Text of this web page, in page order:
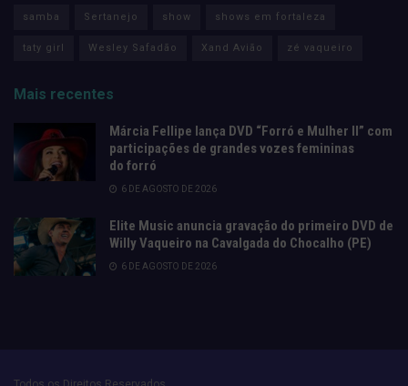
samba Sertanejo show shows em fortaleza
taty girl Wesley Safadão Xand Avião zé vaqueiro
Mais recentes
Márcia Fellipe lança DVD “Forró e Mulher II” com
participações de grandes vozes femininas
do forró
6 DE AGOSTO DE 2026
Elite Music anuncia gravação do primeiro DVD de
Willy Vaqueiro na Cavalgada do Chocalho (PE)
6 DE AGOSTO DE 2026